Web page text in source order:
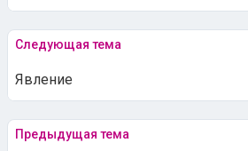
Следующая тема
Явление
Предыдущая тема